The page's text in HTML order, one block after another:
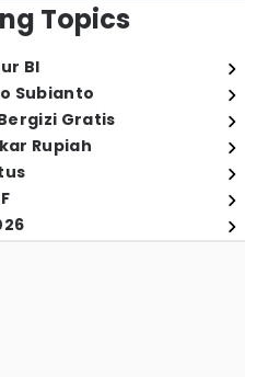
Topics
BI
Subianto
Gratis
Rupiah